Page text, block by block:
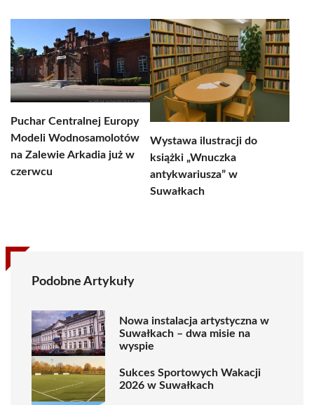
Puchar Centralnej Europy
Modeli Wodnosamolotów
na Zalewie Arkadia już w
czerwcu
Wystawa ilustracji do
książki „Wnuczka
antykwariusza” w
Suwałkach
Podobne Artykuły
Nowa instalacja artystyczna w
Suwałkach – dwa misie na
wyspie
Sukces Sportowych Wakacji
2026 w Suwałkach